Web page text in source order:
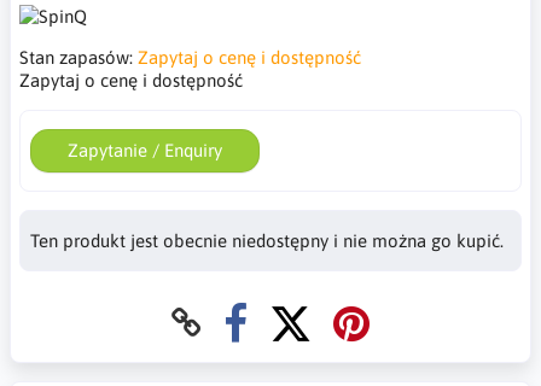
Stan zapasów: Zapytaj o cenę i dostępność
Zapytaj o cenę i dostępność
Zapytanie / Enquiry
Ten produkt jest obecnie niedostępny i nie można go kupić.